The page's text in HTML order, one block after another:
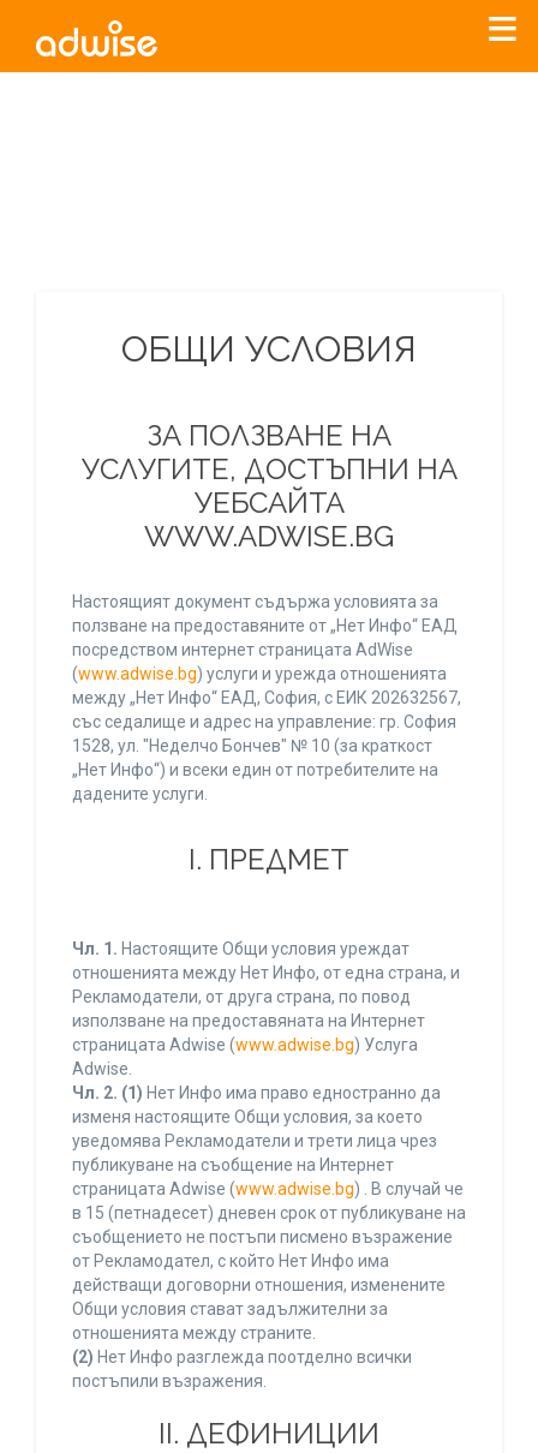
ОБЩИ УСЛОВИЯ
ЗА ПОЛЗВАНЕ НА
УСЛУГИТЕ, ДОСТЪПНИ НА
УЕБСАЙТА
WWW.ADWISE.BG
Настоящият документ съдържа условията за
ползване на предоставяните от „Нет Инфо“ ЕАД
посредством интернет страницата AdWise
(www.adwise.bg) услуги и урежда отношенията
между „Нет Инфо“ ЕАД, София, с ЕИК 202632567,
със седалище и адрес на управление: гр. София
1528, ул. "Неделчо Бончев" № 10 (за краткост
„Нет Инфо“) и всеки един от потребителите на
дадените услуги.
І. ПРЕДМЕТ
Чл. 1. Настоящите Общи условия уреждат
отношенията между Нет Инфо, от една страна, и
Рекламодатели, от друга страна, по повод
използване на предоставяната на Интернет
страницата Adwise (www.adwise.bg) Услуга
Adwise.
Чл. 2. (1) Нет Инфо има право едностранно да
изменя настоящите Общи условия, за което
уведомява Рекламодатели и трети лица чрез
публикуване на съобщение на Интернет
страницата Adwise (www.adwise.bg) . В случай че
в 15 (петнадесет) дневен срок от публикуване на
съобщението не постъпи писмено възражение
от Рекламодател, с който Нет Инфо има
действащи договорни отношения, изменените
Общи условия стават задължителни за
отношенията между страните.
(2) Нет Инфо разглежда поотделно всички
постъпили възражения.
ІІ. ДЕФИНИЦИИ